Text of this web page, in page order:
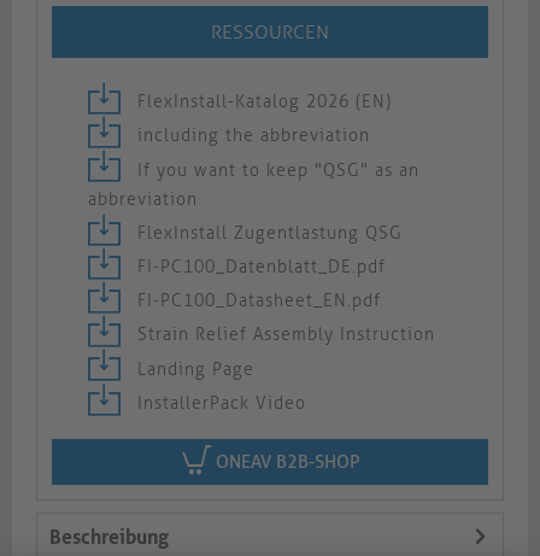
RESSOURCEN
FlexInstall-Katalog 2026 (EN)
including the abbreviation
If you want to keep "QSG" as an
abbreviation
FlexInstall Zugentlastung QSG
FI-PC100_Datenblatt_DE.pdf
FI-PC100_Datasheet_EN.pdf
Strain Relief Assembly Instruction
Landing Page
InstallerPack Video
ONEAV B2B-SHOP
Beschreibung